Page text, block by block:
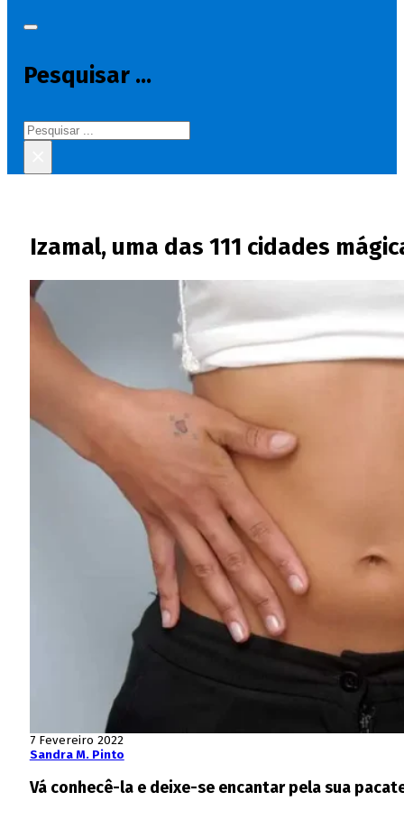
Pesquisar ...
Pesquisar
Izamal, uma das 111 cidades
7 Fevereiro 2022
Sandra M. Pinto
Vá conhecê-la e deixe-se encantar pela sua